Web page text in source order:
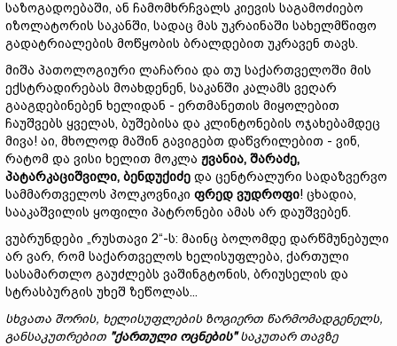
საზოგადოებაში, ან ჩამომხრჩვალს კიევის საგამოძიებო
იზოლატორის საკანში, სადაც მას უკრაინაში სახელმწიფო
გადატრიალების მოწყობის ბრალდებით უკრავენ თავს.
მიშა პათოლოგიური ლაჩარია და თუ საქართველოში მის
ექსტრადირებას მოახდენენ, საკანში კალამს ვეღარ
გააგდებინებენ ხელიდან - ერთმანეთის მიყოლებით
ჩაუშვებს ყველას, ბუშებისა და კლინტონების ოჯახებამდეც
მივა! აი, მხოლოდ მაშინ გავიგებთ დაწვრილებით - ვინ,
რატომ და ვისი ხელით მოკლა ჟვანია, შარაძე,
პატარკაციშვილი, ბენდუქიძე და ცენტრალური სადაზვერვო
სამმართველოს პოლკოვნიკი ფრედ ვუდროფი! ცხადია,
სააკაშვილის ყოფილი პატრონები ამას არ დაუშვებენ.
ვუბრუნდები „რუსთავი 2“-ს: მაინც ბოლომდე დარწმუნებული
არ ვარ, რომ საქართველოს ხელისუფლება, ქართული
სასამართლო გაუძლებს ვაშინგტონის, ბრიუსელის და
სტრასბურგის უხეშ ზეწოლას...
სხვათა შორის, ხელისუფლების ზოგიერთ წარმომადგენელს,
განსაკუთრებით "ქართული ოცნების"საკუთარ თავზე